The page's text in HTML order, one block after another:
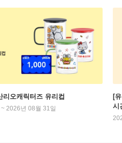
오캐릭터즈 유리컵
2026년 08월 31일
[
시